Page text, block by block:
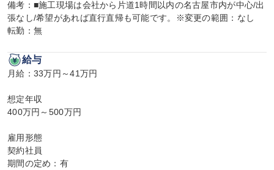
備考：■施工現場は会社から片道1時間以内の名古屋市内が中心/出
張なし/希望があれば直行直帰も可能です。※変更の範囲：なし
転勤：無
給与
月給：33万円～41万円
想定年収
400万円～500万円
雇用形態
契約社員
期間の定め：有